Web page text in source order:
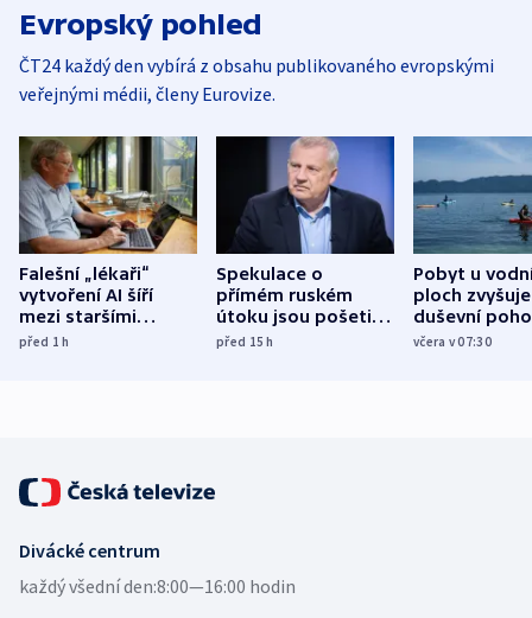
Evropský pohled
ČT24 každý den vybírá z obsahu publikovaného evropskými
veřejnými médii, členy Eurovize.
Falešní „lékaři“
vytvoření AI šíří
mezi staršími
Poláky nebezpečné
před 1h
Spekulace o
přímém ruském
útoku jsou pošetilé,
míní estonský
před 15h
Pobyt u
ploch zvyšuje
duševní
ukázala
včera v 07:30
Divácké centrum
každý všední den:8:00—16:00 hodin